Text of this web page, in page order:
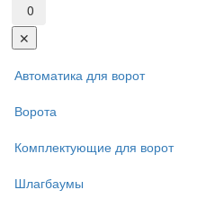
0
✕
Автоматика для ворот
Ворота
Комплектующие для ворот
Шлагбаумы